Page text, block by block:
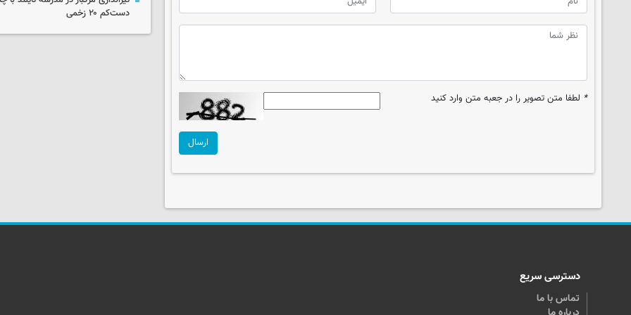
* لطفا متن تصویر را در جعبه متن وارد کنید
ارسال
دست‌کم ۲۰ زخمی
دسترسی سریع
تماس با ما